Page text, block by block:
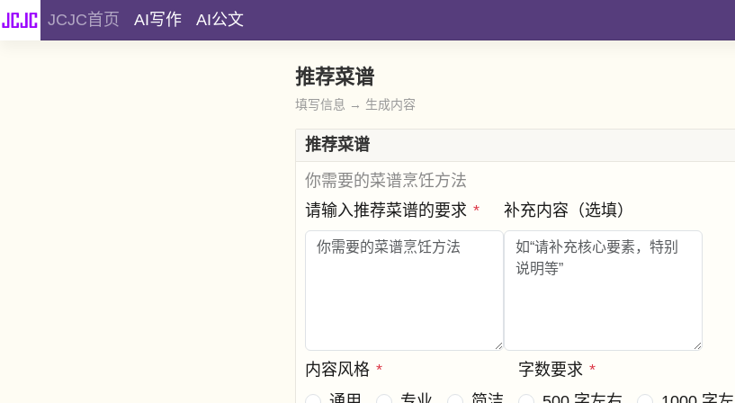
JCJC首页 AI写作 AI公文
推荐菜谱
填写信息 → 生成内容
推荐菜谱
你需要的菜谱烹饪方法
请输入推荐菜谱的要求 * 补充内容（选填）
内容风格 *
字数要求 *